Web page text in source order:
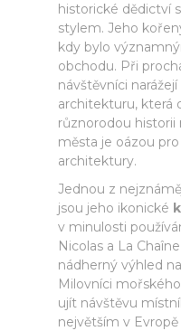
historické dědictví
stylem. Jeho
kdy bylo
obchodu. Při
návštěvníci
architekturu, která
různorodou
města je oázou
architektury.
Jednou z
jsou jeho ikonické
v minulosti
Nicolas a La
nádherný výhled
Milovníci
ujít návštěvu
největším v